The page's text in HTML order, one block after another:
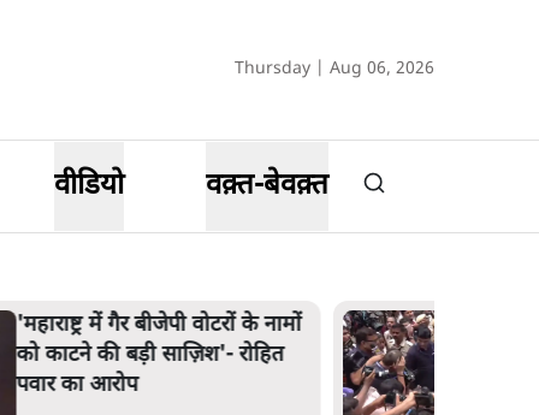
Thursday | Aug 06, 2026
वीडियो वक़्त-बेवक़्त
'महाराष्ट्र में गैर बीजेपी वोटरों के नामों
को काटने की बड़ी साज़िश'- रोहित
पवार का आरोप